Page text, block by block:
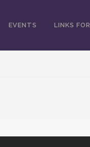
EVENTS LINKS FOR